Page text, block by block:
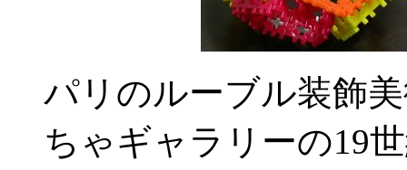
パリのルーブル装飾
ちゃギャラリーの19